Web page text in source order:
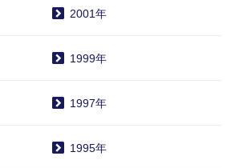
2001年
1999年
1997年
1995年